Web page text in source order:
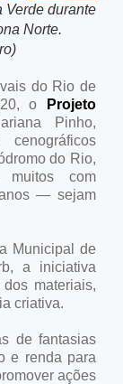
Verde durante
Norte.
do Rio de
o
Projeto
Pinho,
do Rio,
com
— sejam
Municipal de
a iniciativa
materiais,
criativa.
de fantasias
e renda para
ações